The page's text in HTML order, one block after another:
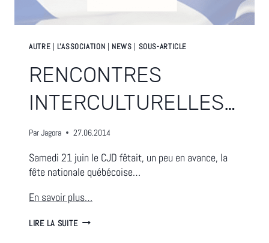
AUTRE L'ASSOCIATION NEWS SOUS-ARTICLE
RENCONTRES
INTERCULTURELLES…
ParJagora 27.06.2014
Samedi 21 juin le CJD fêtait, un peu en avance, la
fête nationale québécoise…
En savoir plus…
LIRE LA SUITERENCONTRES